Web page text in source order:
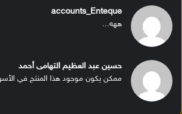
accounts_Enteque
ههه...
حسين عبد العظيم التهامى أحمد
ممكن يكون موجود هذا المنتج في